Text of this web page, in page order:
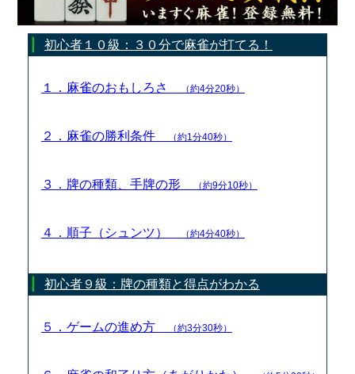
初心者１０級：３０分で麻雀が打てる！
１．麻雀のおもしろさ （約4分20秒）
２．麻雀の勝利条件 （約1分40秒）
３．牌の種類、手牌の形 （約9分10秒）
４．順子（シュンツ） （約4分40秒）
初心者９級：牌の種類と得点がわかる
５．ゲームの進め方 （約3分30秒）